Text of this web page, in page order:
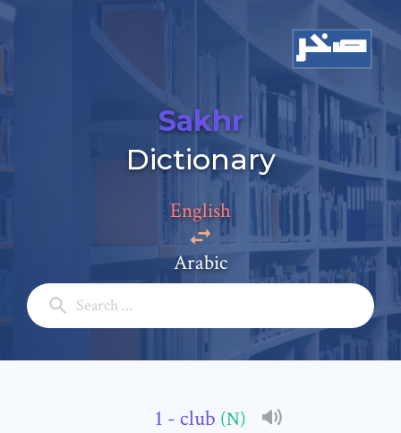
Sakhr
Dictionary
English
Arabic
- club (N)
Add a comment
Full Name: *
Comment: *